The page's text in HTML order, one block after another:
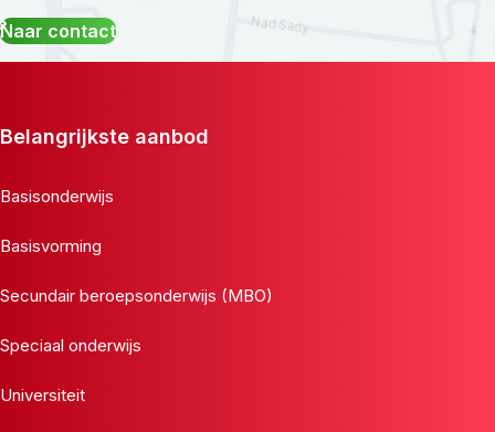
Naar contact
Belangrijkste aanbod
Basisonderwijs
Basisvorming
Secundair beroepsonderwijs (MBO)
Speciaal onderwijs
Universiteit